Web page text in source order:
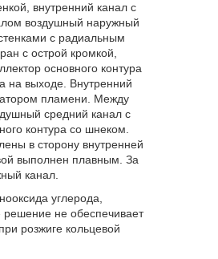
внутренний канал с
воздушный наружный
с радиальным
с острой кромкой,
основного контура
на выходе. Внутренний
пламени. Между
средний канал с
контура со шнеком.
в сторону внутренней
выполнен плавным. За
канал.
углерода,
не обеспечивает
розжиге кольцевой